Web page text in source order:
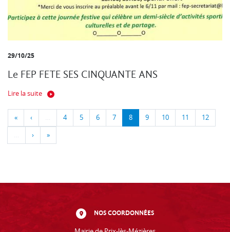
29/10/25
Le FEP FETE SES CINQUANTE ANS
Lire la suite
« ‹ … 4 5 6 7 8 9 10 11 12
… › »
NOS COORDONNÉES